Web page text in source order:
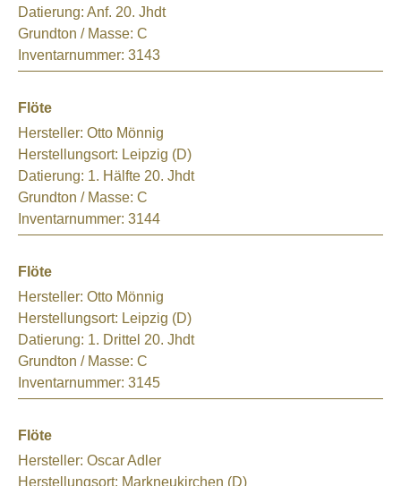
Datierung: Anf. 20. Jhdt
Grundton / Masse: C
Inventarnummer: 3143
Flöte
Hersteller: Otto Mönnig
Herstellungsort: Leipzig (D)
Datierung: 1. Hälfte 20. Jhdt
Grundton / Masse: C
Inventarnummer: 3144
Flöte
Hersteller: Otto Mönnig
Herstellungsort: Leipzig (D)
Datierung: 1. Drittel 20. Jhdt
Grundton / Masse: C
Inventarnummer: 3145
Flöte
Hersteller: Oscar Adler
Herstellungsort: Markneukirchen (D)